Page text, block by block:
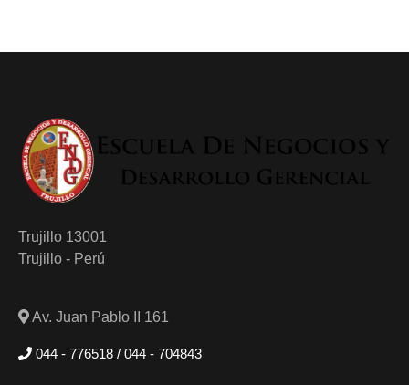
Trujillo 13001
Trujillo - Perú
Av. Juan Pablo II 161
044 - 776518 / 044 - 704843